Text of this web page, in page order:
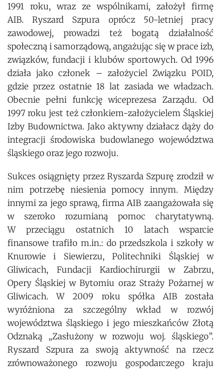
1991 roku, wraz ze wspólnikami, założył firmę
AIB. Ryszard Szpura oprócz 50-letniej pracy
zawodowej, prowadzi też bogatą działalność
społeczną i samorządową, angażując się w prace izb,
związków, fundacji i klubów sportowych. Od 1996
działa jako członek – założyciel Związku POID,
gdzie przez ostatnie 18 lat zasiada we władzach.
Obecnie pełni funkcję wiceprezesa Zarządu. Od
1997 roku jest też członkiem-założycielem Śląskiej
Izby Budownictwa. Jako aktywny działacz dąży do
integracji środowiska budowlanego województwa
śląskiego oraz jego rozwoju.
Sukces osiągnięty przez Ryszarda Szpurę zrodził w
nim potrzebę niesienia pomocy innym. Między
innymi za jego sprawą, firma AIB zaangażowała się
w szeroko rozumianą pomoc charytatywną.
W przeciągu ostatnich 10 latach wsparcie
finansowe trafiło m.in.: do przedszkola i szkoły w
Knurowie i Siewierzu, Politechniki Śląskiej w
Gliwicach, Fundacji Kardiochirurgii w Zabrzu,
Opery Śląskiej w Bytomiu oraz Straży Pożarnej w
Gliwicach. W 2009 roku spółka AIB została
wyróżniona za szczególny wkład w rozwój
województwa śląskiego i jego mieszkańców Złotą
Odznaką „Zasłużony w rozwoju woj. śląskiego”.
Ryszard Szpura za swoją aktywność na rzecz
zrównoważonego rozwoju gospodarczego kraju